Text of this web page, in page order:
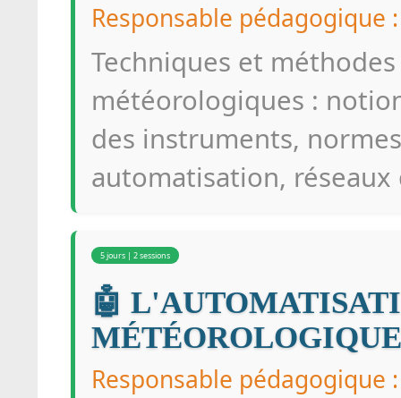
Responsable
Techniques et
météorologiques :
des instruments,
automatisation, réseaux
5 jours | 2 sessions
🤖
Responsable